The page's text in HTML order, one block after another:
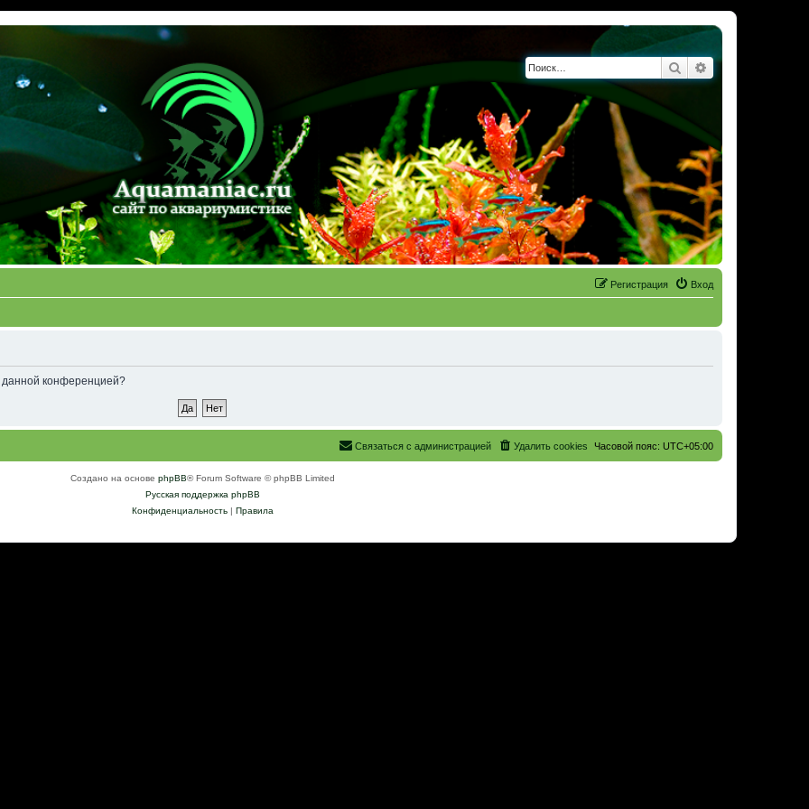
Поиск Расширенный
Вход
Регистрация
данной конференцией?
Часовой пояс: UTC+05:00
Удалить cookies
Связаться с администрацией
Создано на основе phpBB® Forum Software © phpBB Limited
Русская поддержка phpBB
Конфиденциальность| Правила